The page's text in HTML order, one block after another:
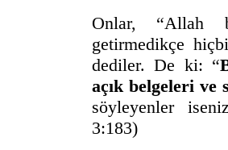
Onlar, “Allah
getirmedikçe
dediler. De ki: “
açık belgeleri
söyleyenler
3:183)